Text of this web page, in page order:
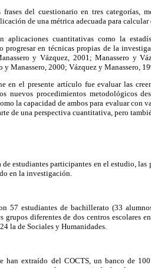
del cuestionario en tres categorías,
de una métrica adecuada para
aplicaciones cuantitativas como la
progresar en técnicas propias de la
y Vázquez, 2001; Manassero y
Manassero, 2000; Vázquez y Manassero,
en el presente artículo fue evaluar las
nuevos procedimientos metodológicos
la capacidad de ambos para evaluar con
de una perspectiva cuantitativa, pero
de estudiantes participantes en el estudio,
en la investigación.
57 estudiantes de bachillerato (33
diferentes de dos centros escolares
la de Sociales y Humanidades.
han extraído del COCTS, un banco de